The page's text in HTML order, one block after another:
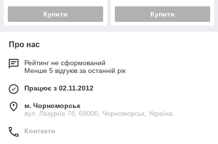
Купити Купити
Про нас
Рейтинг не сформований
Менше 5 відгуків за останній рік
Працює з 02.11.2012
м. Чорноморськ
вул. Лазурна 7б, 68000, Чорноморськ, Україна
Контакти